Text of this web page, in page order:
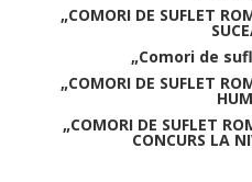
„COMORI DE SUFLET
„Comori de
„COMORI DE SUFLET
„COMORI DE SUFLET
CONCURS LA